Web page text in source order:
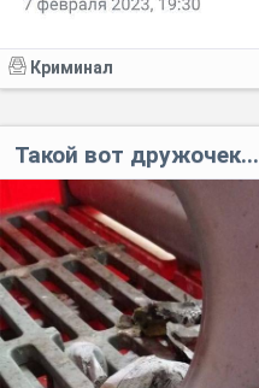
Криминал
Такой вот дружочек...